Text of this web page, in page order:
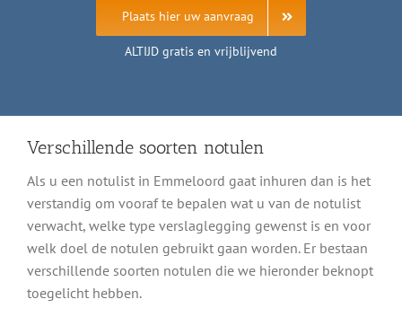
Plaats hier uw aanvraag
ALTIJD gratis en vrijblijvend
Verschillende soorten notulen
Als u een notulist in Emmeloord gaat inhuren dan is het
verstandig om vooraf te bepalen wat u van de notulist
verwacht, welke type verslaglegging gewenst is en voor
welk doel de notulen gebruikt gaan worden. Er bestaan
verschillende soorten notulen die we hieronder beknopt
toegelicht hebben.